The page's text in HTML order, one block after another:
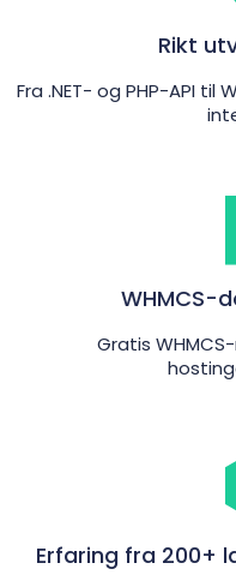
Rikt
Fra .NET- og PHP-API
WHMCS-
Gratis
Erfaring fra 200+